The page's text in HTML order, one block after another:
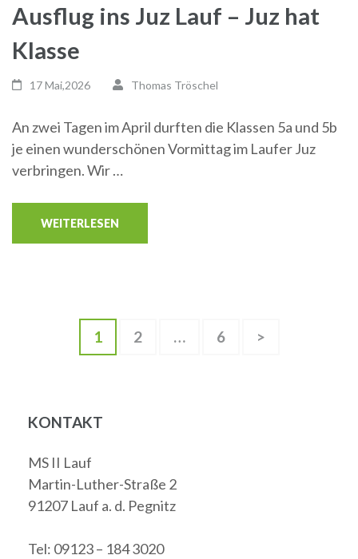
Ausflug ins Juz Lauf – Juz hat
Klasse
17 Mai,2026 Thomas Tröschel
An zwei Tagen im April durften die Klassen 5a und 5b
je einen wunderschönen Vormittag im Laufer Juz
verbringen. Wir …
WEITERLESEN
Beitragsnavigation
Seite
1 Seite
2 … Seite
6 >
KONTAKT
MS II Lauf
Martin-Luther-Straße 2
91207 Lauf a. d. Pegnitz
Tel: 09123 – 184 3020